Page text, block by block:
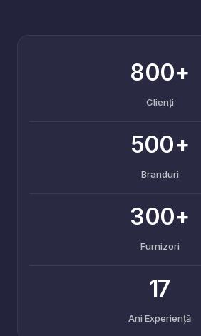
800+
Clienți
500+
Branduri
300+
Furnizori
17
Ani Experiență